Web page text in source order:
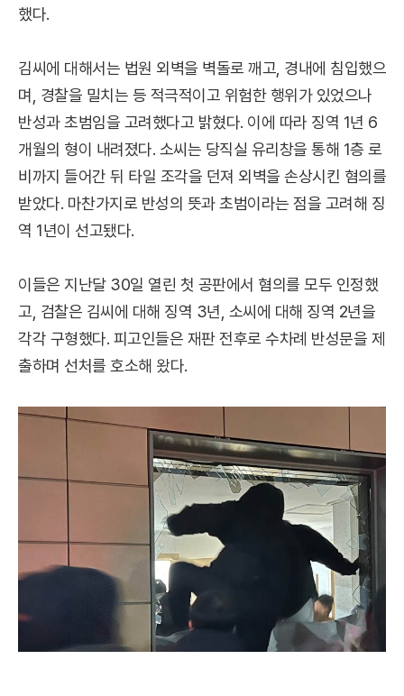
했다.
김씨에 대해서는 법원 외벽을 벽돌로 깨고, 경내에 침입했으
며, 경찰을 밀치는 등 적극적이고 위험한 행위가 있었으나
반성과 초범임을 고려했다고 밝혔다. 이에 따라 징역 1년 6
개월의 형이 내려졌다. 소씨는 당직실 유리창을 통해 1층 로
비까지 들어간 뒤 타일 조각을 던져 외벽을 손상시킨 혐의를
받았다. 마찬가지로 반성의 뜻과 초범이라는 점을 고려해 징
역 1년이 선고됐다.
이들은 지난달 30일 열린 첫 공판에서 혐의를 모두 인정했
고, 검찰은 김씨에 대해 징역 3년, 소씨에 대해 징역 2년을
각각 구형했다. 피고인들은 재판 전후로 수차례 반성문을 제
출하며 선처를 호소해 왔다.